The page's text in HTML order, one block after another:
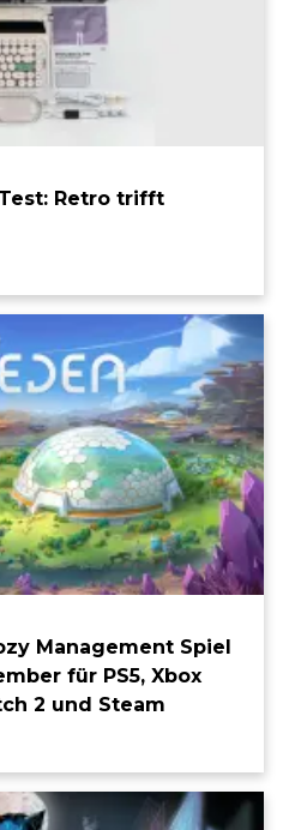
Test: Retro trifft
Management Spiel
für PS5, Xbox
2 und Steam